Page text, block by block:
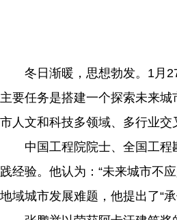
冬日渐暖，思想勃发。1月27
主要任务是搭建一个探索未来
市人文和科技多领域、多行业交
中国工程院院士、全国工程勘
践经验。他认为：“未来城市不
地域城市发展难题，他提出了“
舞乐书画展晚晴 老有所